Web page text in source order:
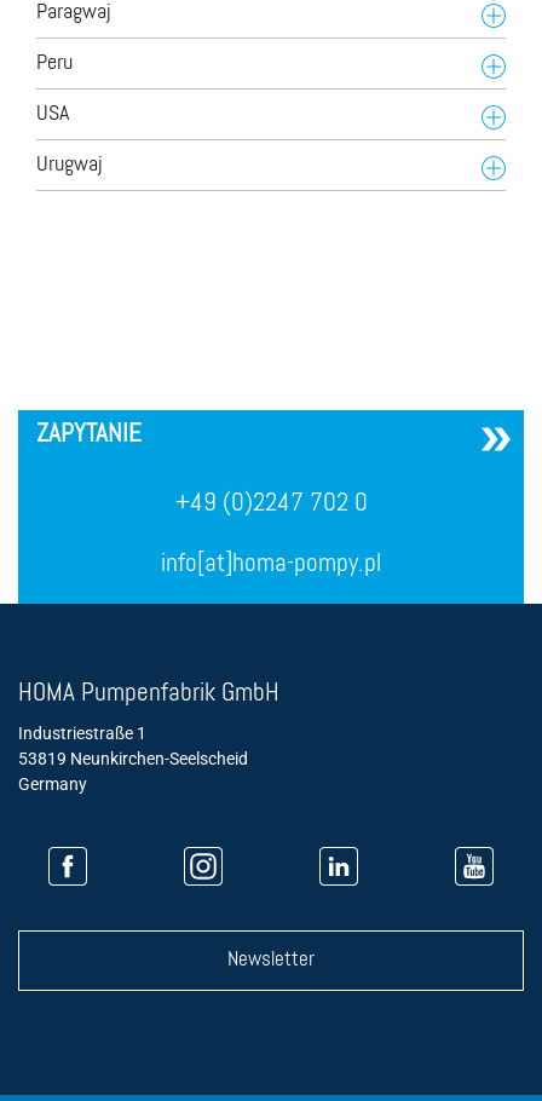
Paragwaj
Peru
USA
Urugwaj
ZAPYTANIE
+49 (0)2247 702 0
info[at]homa-pompy.pl
HOMA Pumpenfabrik GmbH
Industriestraße 1
53819 Neunkirchen-Seelscheid
Germany
Newsletter